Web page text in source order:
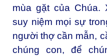
mùa gặt của Chúa.
suy niệm mọi sự
người thợ cần mẫn,
chúng con, để